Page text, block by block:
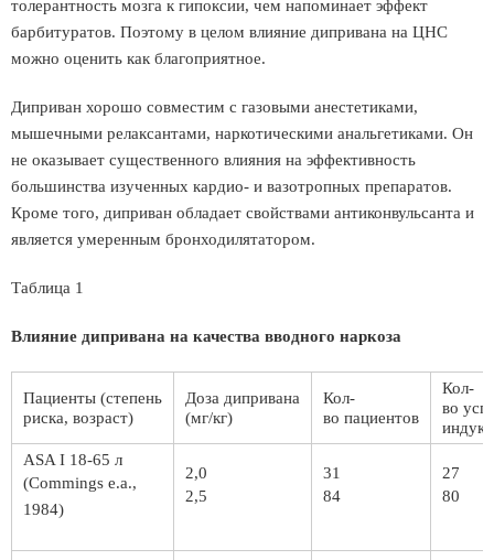
толерантность мозга к гипоксии, чем напоминает эффект
барбитуратов. Поэтому в целом влияние дипривана на ЦНС
можно оценить как благоприятное.
Диприван хорошо совместим с газовыми анестетиками,
мышечными релаксантами, наркотическими анальгетиками. Он
не оказывает существенного влияния на эффективность
большинства изученных кардио- и вазотропных препаратов.
Кроме того, диприван обладает свойствами антиконвульсанта и
является умеренным бронходилятатором.
Таблица 1
Влияние дипривана на качества вводного наркоза
Пациенты (степень
риска, возраст)
Доза дипривана
(мг/кг)
Кол-
во пациентов
Кол-
во
ASA I 18-65 л
(Commings е.а.,
1984)
2,0
2,5
31
84
27
80